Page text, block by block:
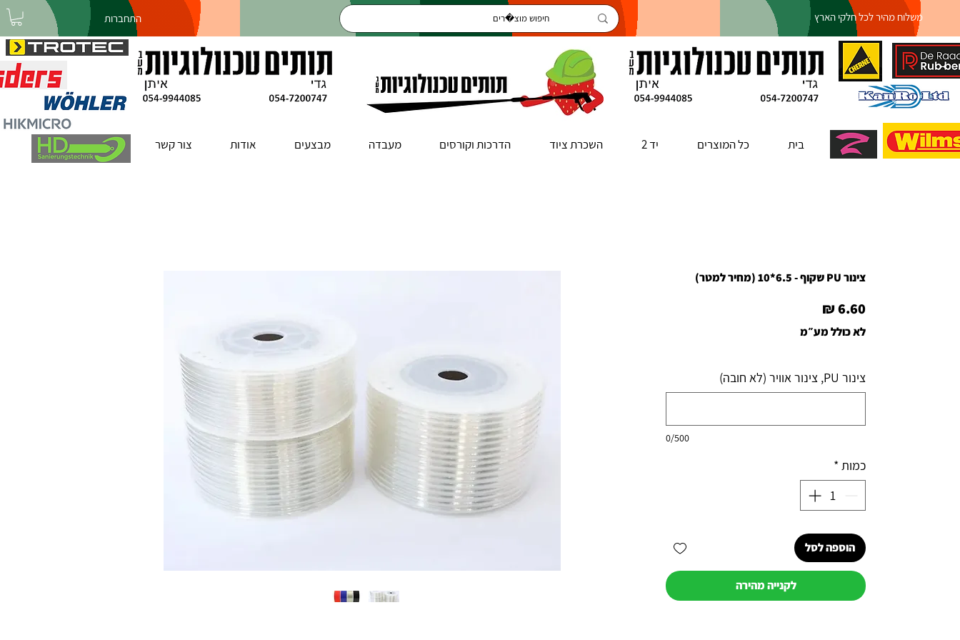
התחברות משלוח מהיר לכל חלקי הארץ
בית כל המוצרים יד 2 השכרת ציוד הדרכות וקורסים מעבדה מבצעים אודות צור קשר
צינור PU שקוף - 6.5*10 (מחיר למטר)
לא כולל מע״מ
צינור PU, צינור אוויר (לא חובה)
0/500
כמות *
הוספה לסל
לקנייה מהירה